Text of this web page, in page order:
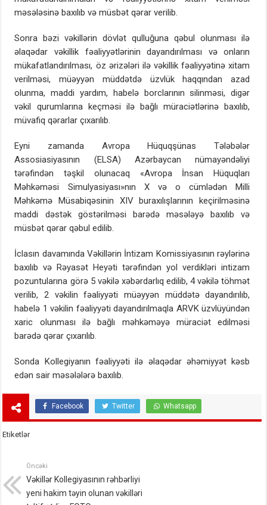
məsələsinə baxılıb və müsbət qərar verilib.
Sonra bəzi vəkillərin dövlət qulluğuna qəbul olunması ilə
əlaqədar vəkillik fəaliyyətlərinin dayandırılması və onların
mükafatlandırılması, öz ərizələri ilə vəkillik fəaliyyətinə xitam
verilməsi, müəyyən müddətdə üzvlük haqqından azad
olunma, maddi yardım, habelə borclarının silinməsi, digər
vəkil qurumlarına keçməsi ilə bağlı müraciətlərinə baxılıb,
müvafiq qərarlar çıxarılıb.
Eyni zamanda Avropa Hüquqşünas Tələbələr
Assosiasiyasının (ELSA) Azərbaycan nümayəndəliyi
tərəfindən təşkil olunacaq «Avropa İnsan Hüquqları
Məhkəməsi Simulyasiyası»nın X və o cümlədən Milli
Məhkəmə Müsabiqəsinin XIV buraxılışlarının keçirilməsinə
maddi dəstək göstərilməsi barədə məsələyə baxılıb və
müsbət qərar qəbul edilib.
İclasın davamında Vəkillərin İntizam Komissiyasının rəylərinə
baxılıb və Rəyasət Heyəti tərəfindən yol verdikləri intizam
pozuntularına görə 5 vəkilə xəbərdarlıq edilib, 4 vəkilə töhmət
verilib, 2 vəkilin fəaliyyəti müəyyən müddətə dayandırılıb,
habelə 1 vəkilin fəaliyyəti dayandırılmaqla ARVK üzvlüyündən
xaric olunması ilə bağlı məhkəməyə müraciət edilməsi
barədə qərar çıxarılıb.
Sonda Kollegiyanın fəaliyyəti ilə əlaqədar əhəmiyyət kəsb
edən sair məsələlərə baxılıb.
Facebook Twitter Whatsapp
Etiketlər
Öncəki
Vəkillər Kollegiyasının rəhbərliyi
yeni hakim təyin olunan vəkilləri